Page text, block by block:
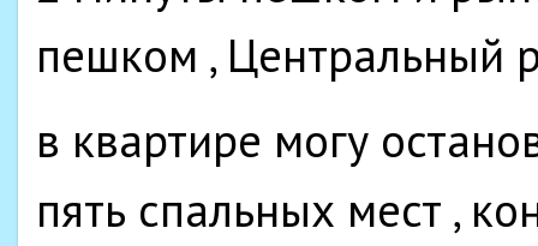
пешком , Центральный
в квартире могу
пять спальных мест ,